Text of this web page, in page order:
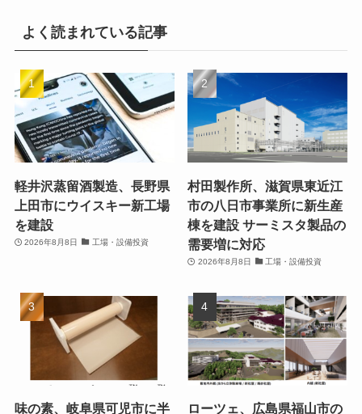
よく読まれている記事
軽井沢蒸留酒製造、長野県
上田市にウイスキー新工場
を建設
2026年8月8日 工場・設備投資
村田製作所、滋賀県東近江
市の八日市事業所に新生産
棟を建設 サーミスタ製品の
需要増に対応
2026年8月8日 工場・設備投資
味の素、岐阜県可児市に半
ローツェ、広島県福山市の